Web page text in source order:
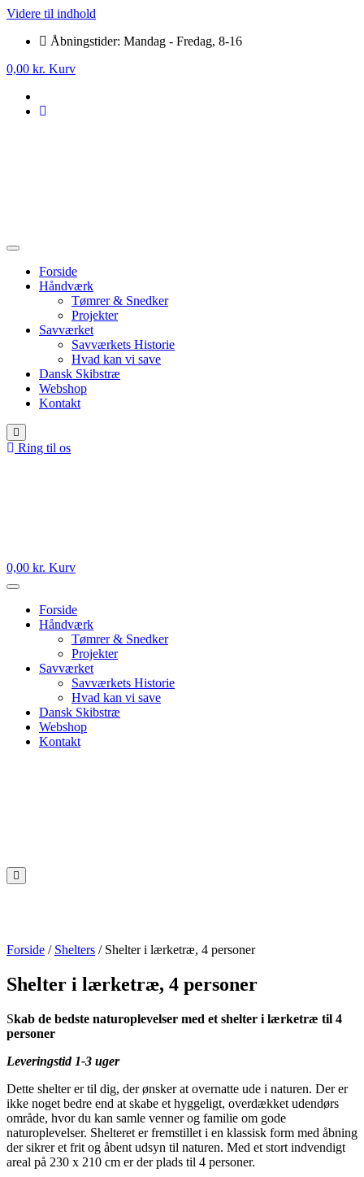
Videre til indhold
Åbningstider: Mandag - Fredag, 8-16
0,00 kr. Kurv
Forside
Håndværk
Tømrer & Snedker
Projekter
Savværket
Savværkets Historie
Hvad kan vi save
Dansk Skibstræ
Webshop
Kontakt
Ring til os
0,00 kr. Kurv
Forside
Håndværk
Tømrer & Snedker
Projekter
Savværket
Savværkets Historie
Hvad kan vi save
Dansk Skibstræ
Webshop
Kontakt
Forside / Shelters / Shelter i lærketræ, 4 personer
Shelter i lærketræ, 4 personer
Skab de bedste naturoplevelser med et shelter i lærketræ til 4
personer
Leveringstid 1-3 uger
Dette shelter er til dig, der ønsker at overnatte ude i naturen. Der er
ikke noget bedre end at skabe et hyggeligt, overdækket udendørs
område, hvor du kan samle venner og familie om gode
naturoplevelser. Shelteret er fremstillet i en klassisk form med åbning
der sikrer et frit og åbent udsyn til naturen. Med et stort indvendigt
areal på 230 x 210 cm er der plads til 4 personer.